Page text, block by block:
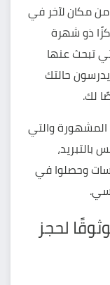
من مكان لآخر في
ذو شهرة
تبحث عنها
حالتك
لك.
المشهورة والتي
وحصلوا في
لحجز